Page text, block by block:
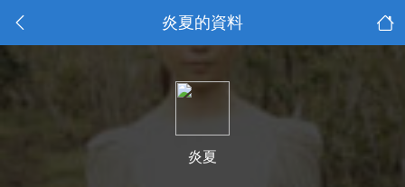
炎夏的資料
炎夏